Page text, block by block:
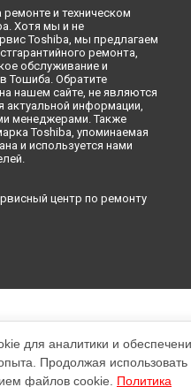
и техническом
Хотя мы и не
Toshiba, мы предлагаем
ремонта,
обслуживание и
Тошиба. Обратите
нашем сайте, не являются
актуальной информации,
менеджерами. Также
Toshiba, упоминаемая
и используется нами
центр по ремонту
для аналитики и
Продолжая использовать
файлов cookie. Политика